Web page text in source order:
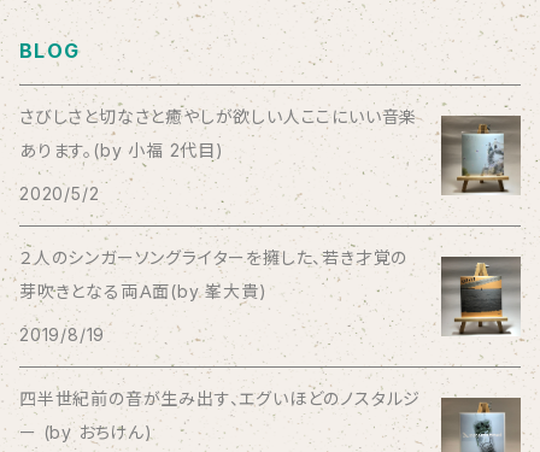
Aysula
Bad Operation
Bagus!
BBBBBBB
The BEG
The Beths
BLOG
さびしさと切なさと癒やしが欲しい人ここにいい音楽
あります。(by 小福 2代目)
2020/5/2
２人のシンガーソングライターを擁した、若き才覚の
芽吹きとなる両Ａ面(by 峯大貴)
2019/8/19
四半世紀前の音が生み出す、エグいほどのノスタルジ
ー (by おちけん)